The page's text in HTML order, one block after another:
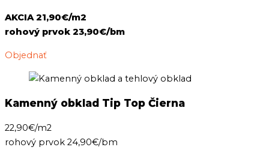
AKCIA 21,90€/m2
rohový prvok 23,90€/bm
Objednať
Kamenný obklad Tip Top Čierna
22,90€/m2
rohový prvok 24,90€/bm